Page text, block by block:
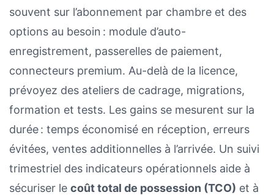
souvent sur l’abonnement par chambre et des
options au besoin : module d’auto-
enregistrement, passerelles de paiement,
connecteurs premium. Au-delà de la licence,
prévoyez des ateliers de cadrage, migrations,
formation et tests. Les gains se mesurent sur la
durée : temps économisé en réception, erreurs
évitées, ventes additionnelles à l’arrivée. Un suivi
trimestriel des indicateurs opérationnels aide à
sécuriser le coût total de possession (TCO) et à